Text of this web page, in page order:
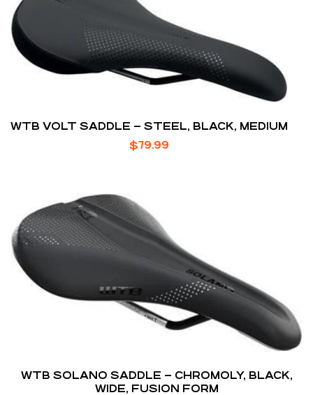
WTB VOLT SADDLE – STEEL, BLACK, MEDIUM
$79.99
WTB SOLANO SADDLE – CHROMOLY, BLACK,
WIDE, FUSION FORM